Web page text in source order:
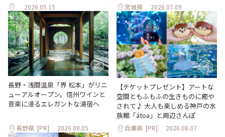
2026.05.15 宮城県 2026.07.09
長野・浅間温泉「界 松本」がリニ
ューアルオープン。信州ワインと
音楽に浸るエレガントな湯宿へ
長野県 [PR] 2026.08.05
【チケットプレゼント】アートな
空間ともふもふの生きものに癒や
されて♪ 大人も楽しめる神戸の水
族館「átoa」と周辺さんぽ
兵庫県 [PR] 2026.08.07